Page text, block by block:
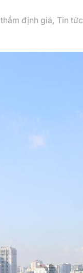
định giá, Tin tức